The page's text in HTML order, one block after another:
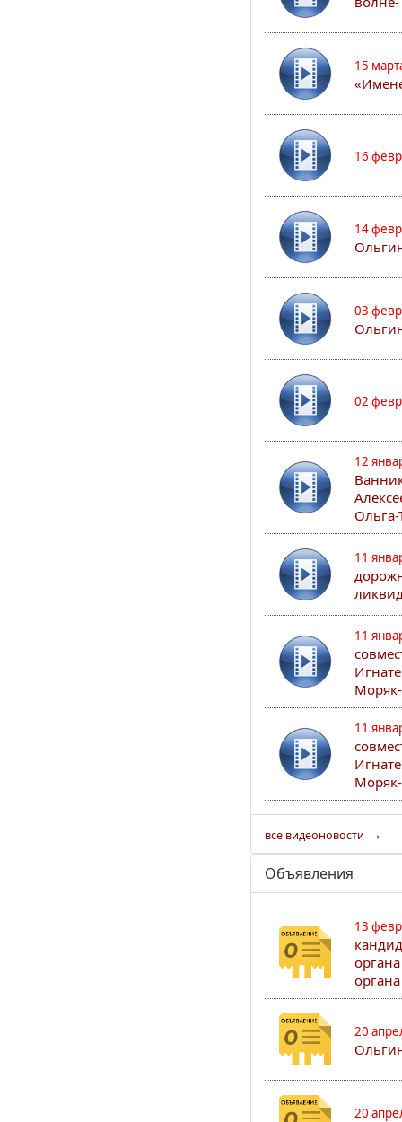
15
16
14
03
02
12
11
11
11
все видеоновости →
Объявления
13
20
20